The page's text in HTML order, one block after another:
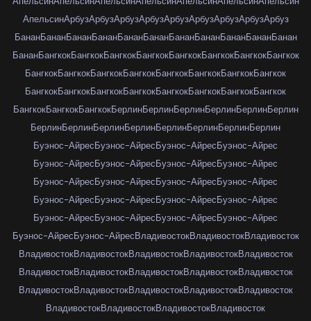
АпельсинАрбузАрбузАрбузАрбузАрбузАрбузАрбузАрбузАрбуз
БананБананБананБананБананБананБананБананБананБананБанан
БананБангкокБангкокБангкокБангкокБангкокБангкокБангкокБангкок
БангкокБангкокБангкокБангкокБангкокБангкокБангкокБангкок
БангкокБангкокБангкокБангкокБангкокБангкокБангкокБангкок
БангкокБангкокБангкокБерлинБерлинБерлинБерлинБерлинБерлин
БерлинБерлинБерлинБерлинБерлинБерлинБерлинБерлин
Буэнос-АйресБуэнос-АйресБуэнос-АйресБуэнос-Айрес
Буэнос-АйресБуэнос-АйресБуэнос-АйресБуэнос-Айрес
Буэнос-АйресБуэнос-АйресБуэнос-АйресБуэнос-Айрес
Буэнос-АйресБуэнос-АйресБуэнос-АйресБуэнос-Айрес
Буэнос-АйресБуэнос-АйресБуэнос-АйресБуэнос-Айрес
Буэнос-АйресБуэнос-АйресВладивостокВладивостокВладивосток
ВладивостокВладивостокВладивостокВладивостокВладивосток
ВладивостокВладивостокВладивостокВладивостокВладивосток
ВладивостокВладивостокВладивостокВладивостокВладивосток
ВладивостокВладивостокВладивостокВладивосток